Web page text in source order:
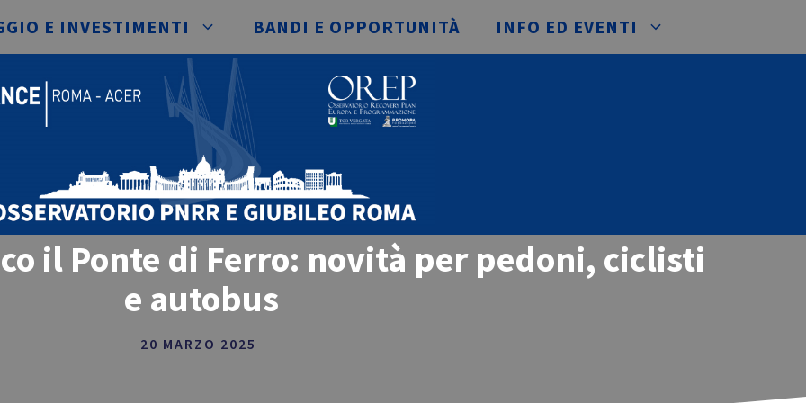
E INVESTIMENTI BANDI E OPPORTUNITÀ INFO ED EVENTI
il Ponte di Ferro: novità per pedoni, ciclisti
e autobus
20 MARZO 2025